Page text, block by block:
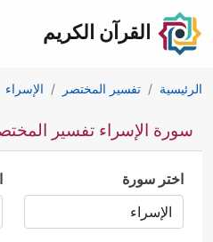
القرآن الكريم
الرئيسية تفسير المختصر الإسراء
سورة الإسراء تفسير المختصر
اختر سورة